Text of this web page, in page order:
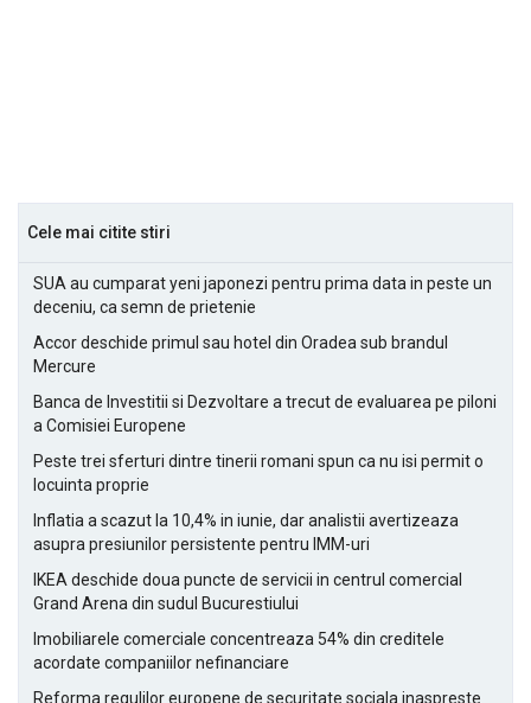
Cele mai citite stiri
SUA au cumparat yeni japonezi pentru prima data in peste un
deceniu, ca semn de prietenie
Accor deschide primul sau hotel din Oradea sub brandul
Mercure
Banca de Investitii si Dezvoltare a trecut de evaluarea pe piloni
a Comisiei Europene
Peste trei sferturi dintre tinerii romani spun ca nu isi permit o
locuinta proprie
Inflatia a scazut la 10,4% in iunie, dar analistii avertizeaza
asupra presiunilor persistente pentru IMM-uri
IKEA deschide doua puncte de servicii in centrul comercial
Grand Arena din sudul Bucurestiului
Imobiliarele comerciale concentreaza 54% din creditele
acordate companiilor nefinanciare
Reforma regulilor europene de securitate sociala inaspreste